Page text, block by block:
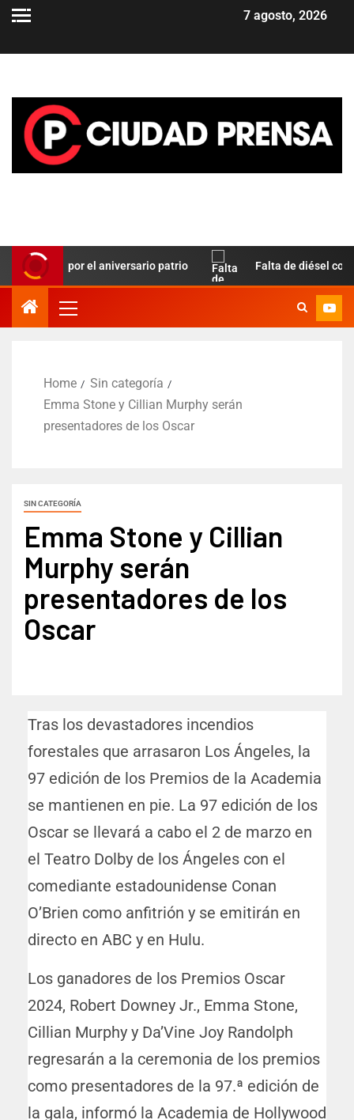
7 agosto, 2026
Paz por el aniversario patrio Falta de diésel complica
Home
Sin categoría
Emma Stone y Cillian Murphy serán
presentadores de los Oscar
SIN CATEGORÍA
Emma Stone y Cillian
Murphy serán
presentadores de los
Oscar
Tras los devastadores incendios
forestales que arrasaron Los Ángeles, la
97 edición de los Premios de la Academia
se mantienen en pie. La 97 edición de los
Oscar se llevará a cabo el 2 de marzo en
el Teatro Dolby de los Ángeles con el
comediante estadounidense Conan
O’Brien como anfitrión y se emitirán en
directo en ABC y en Hulu.
Los ganadores de los Premios Oscar
2024, Robert Downey Jr., Emma Stone,
Cillian Murphy y Da’Vine Joy Randolph
regresarán a la ceremonia de los premios
como presentadores de la 97.ª edición de
la gala, informó la Academia de Hollywood